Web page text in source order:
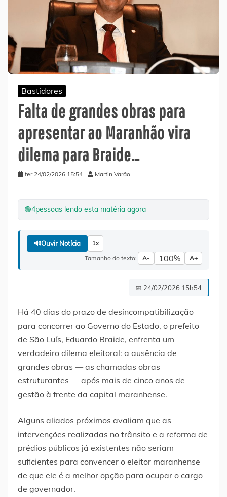
Bastidores
Falta de grandes obras para
apresentar ao Maranhão vira
dilema para Braide…
ter 24/02/2026 15:54 Martin Varão
🟢4pessoas lendo esta matéria agora
🔊Ouvir Notícia 1x
Tamanho do texto: A- 100% A+
📅 24/02/2026 15h54
Há 40 dias do prazo de desincompatibilização
para concorrer ao Governo do Estado, o prefeito
de São Luís, Eduardo Braide, enfrenta um
verdadeiro dilema eleitoral: a ausência de
grandes obras — as chamadas obras
estruturantes — após mais de cinco anos de
gestão à frente da capital maranhense.
Alguns aliados próximos avaliam que as
intervenções realizadas no trânsito e a reforma de
prédios públicos já existentes não seriam
suficientes para convencer o eleitor maranhense
de que ele é a melhor opção para ocupar o cargo
de governador.